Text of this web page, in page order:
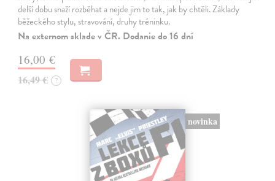
delší dobu snaží rozběhat a nejde jim to tak, jak by chtěli. Základy
běžeckého stylu, stravování, druhy tréninku.
Na externom sklade v ČR. Dodanie do 16 dní
16,00 €
16,49 € ?
novinka